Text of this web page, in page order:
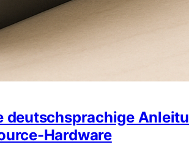
deutschsprachige
Hardware